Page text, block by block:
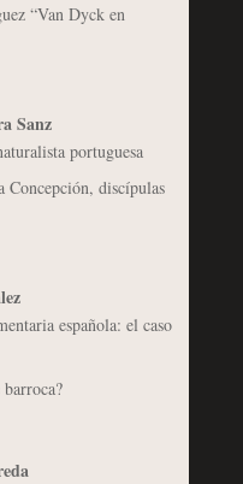
“Van Dyck en
Sanz
portuguesa
discípulas
española: el caso